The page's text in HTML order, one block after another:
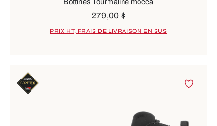
Bottines Tourmaline mocca
279,00 $
PRIX HT, FRAIS DE LIVRAISON EN SUS